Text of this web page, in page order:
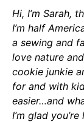
Hi, I’m Sarah,
I’m half
a sewing and
love nature
cookie junkie
for and with
easier…and
I’m glad